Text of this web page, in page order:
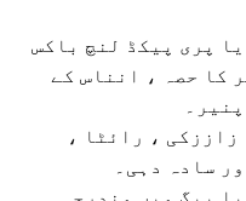
پری پیکڈ لنچ باکس
کا حصہ ، انناس کے
زاززکی ، رائٹا ،
سادہ دہی۔